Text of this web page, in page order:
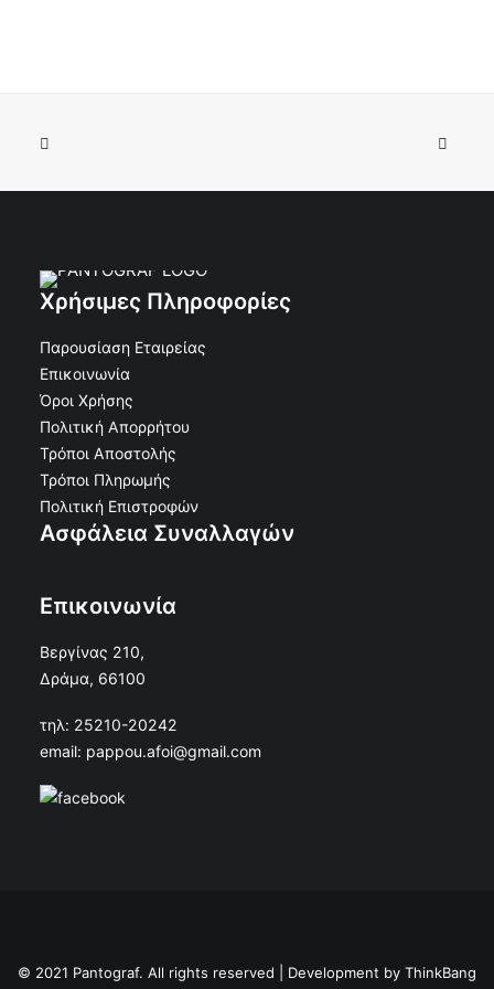
Χρήσιμες Πληροφορίες
Παρουσίαση Εταιρείας
Επικοινωνία
Όροι Χρήσης
Πολιτική Απορρήτου
Τρόποι Αποστολής
Τρόποι Πληρωμής
Πολιτική Επιστροφών
Ασφάλεια Συναλλαγών
Επικοινωνία
Βεργίνας 210,
Δράμα, 66100
τηλ: 25210-20242
email: pappou.afoi@gmail.com
© 2021 Pantograf. All rights reserved | Development by ThinkBang